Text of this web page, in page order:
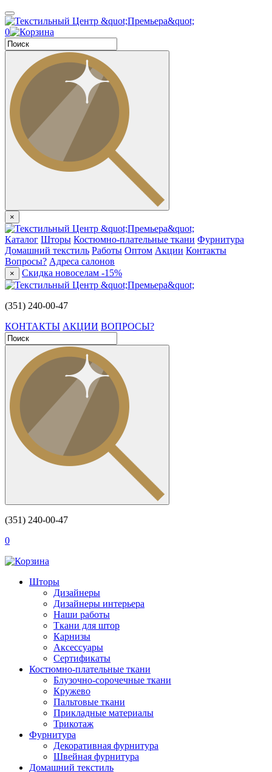
0
×
Каталог Шторы Костюмно-плательные ткани Фурнитура
Домашний текстиль Работы Оптом Акции Контакты
Вопросы? Адреса салонов
× Скидка новоселам -15%
(351) 240-00-47
КОНТАКТЫ АКЦИИ ВОПРОСЫ?
(351) 240-00-47
0
Шторы
Дизайнеры
Дизайнеры интерьера
Наши работы
Ткани для штор
Карнизы
Аксессуары
Сертификаты
Костюмно-плательные ткани
Блузочно-сорочечные ткани
Кружево
Пальтовые ткани
Прикладные материалы
Трикотаж
Фурнитура
Декоративная фурнитура
Швейная фурнитура
Домашний текстиль